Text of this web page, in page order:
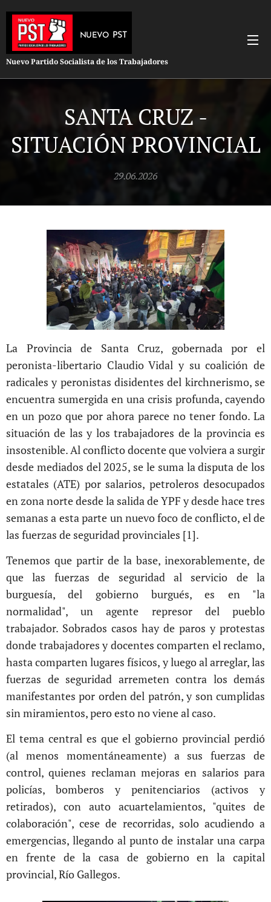
NUEVO PST
Nuevo Partido Socialista de los Trabajadores
SANTA CRUZ -
SITUACIÓN PROVINCIAL
29.06.2026
La Provincia de Santa Cruz, gobernada por el
peronista-libertario Claudio Vidal y su coalición de
radicales y peronistas disidentes del kirchnerismo, se
encuentra sumergida en una crisis profunda, cayendo
en un pozo que por ahora parece no tener fondo. La
situación de las y los trabajadores de la provincia es
insostenible. Al conflicto docente que volviera a surgir
desde mediados del 2025, se le suma la disputa de los
estatales (ATE) por salarios, petroleros desocupados
en zona norte desde la salida de YPF y desde hace tres
semanas a esta parte un nuevo foco de conflicto, el de
las fuerzas de seguridad provinciales [1].
Tenemos que partir de la base, inexorablemente, de
que las fuerzas de seguridad al servicio de la
burguesía, del gobierno burgués, es en "la
normalidad", un agente represor del pueblo
trabajador. Sobrados casos hay de paros y protestas
donde trabajadores y docentes comparten el reclamo,
hasta comparten lugares físicos, y luego al arreglar, las
fuerzas de seguridad arremeten contra los demás
manifestantes por orden del patrón, y son cumplidas
sin miramientos, pero esto no viene al caso.
El tema central es que el gobierno provincial perdió
(al menos momentáneamente) a sus fuerzas de
control, quienes reclaman mejoras en salarios para
policías, bomberos y penitenciarios (activos y
retirados), con auto acuartelamientos, "quites de
colaboración", cese de recorridas, solo acudiendo a
emergencias, llegando al punto de instalar una carpa
en frente de la casa de gobierno en la capital
provincial, Río Gallegos.